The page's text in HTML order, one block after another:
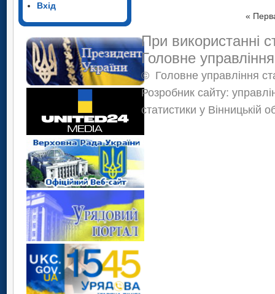
Вхід
«
При використанні
Головне
© Головне управління
Розробник сайту:
статистики у Вінницькій